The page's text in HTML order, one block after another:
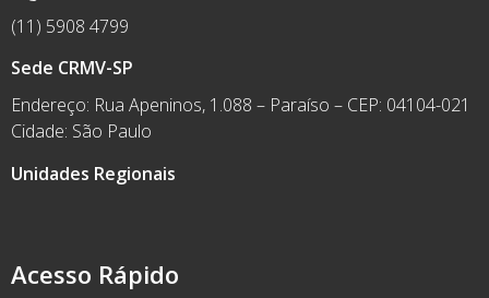
Acesso Rápido
(11) 5908 4799
Sede CRMV-SP
Endereço: Rua Apeninos, 1.088 – Paraíso – CEP: 04104-021
Cidade: São Paulo
Unidades Regionais